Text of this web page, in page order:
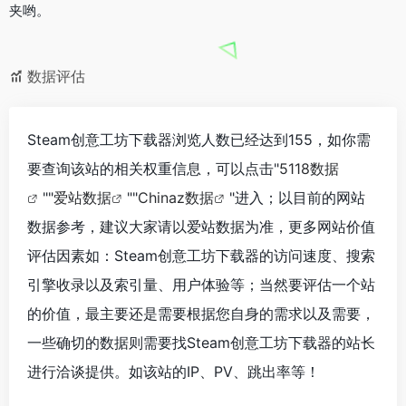
夹哟。
数据评估
Steam创意工坊下载器浏览人数已经达到155，如你需
要查询该站的相关权重信息，可以点击"5118数据
""爱站数据 ""Chinaz数据
"进入；以目前的网站
数据参考，建议大家请以爱站数据为准，更多网站价值
评估因素如：Steam创意工坊下载器的访问速度、搜索
引擎收录以及索引量、用户体验等；当然要评估一个站
的价值，最主要还是需要根据您自身的需求以及需要，
一些确切的数据则需要找Steam创意工坊下载器的站长
进行洽谈提供。如该站的IP、PV、跳出率等！